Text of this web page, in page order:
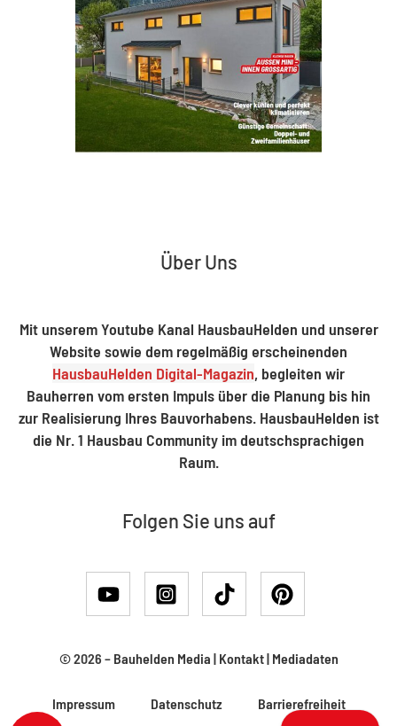
Über Uns
Mit unserem Youtube Kanal HausbauHelden und unserer
Website sowie dem regelmäßig erscheinenden
HausbauHelden Digital-Magazin, begleiten wir
Bauherren vom ersten Impuls über die Planung bis hin
zur Realisierung Ihres Bauvorhabens. HausbauHelden ist
die Nr. 1 Hausbau Community im deutschsprachigen
Raum.
Folgen Sie uns auf
© 2026 – Bauhelden Media | Kontakt| Mediadaten
Impressum Datenschutz
Barrierefreiheit